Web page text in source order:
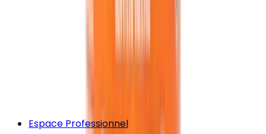
Espace Professionnel